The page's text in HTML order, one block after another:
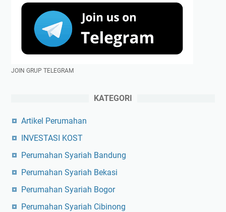
JOIN GRUP TELEGRAM
KATEGORI
Artikel Perumahan
INVESTASI KOST
Perumahan Syariah Bandung
Perumahan Syariah Bekasi
Perumahan Syariah Bogor
Perumahan Syariah Cibinong